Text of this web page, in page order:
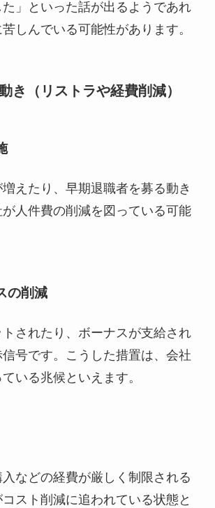
」といった話が出るようであれ
しんでいる可能性があります。
き（リストラや経費削減）
えたり、早期退職者を募る動き
人件費の削減を図っている可能
の削減
されたり、ボーナスが支給され
号です。こうした措置は、会社
いる兆候といえます。
などの経費が厳しく制限される
スト削減に追われている状態と